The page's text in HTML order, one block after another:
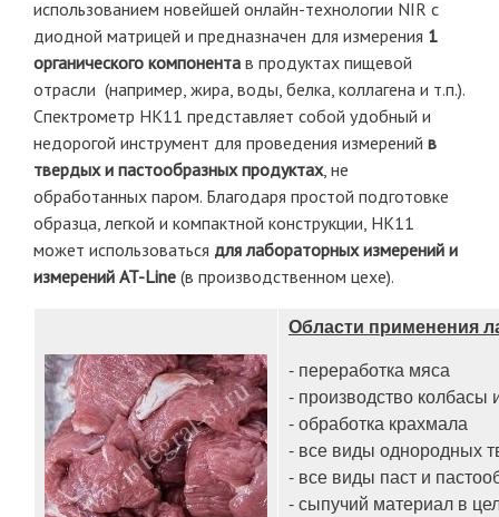
использованием новейшей онлайн-технологии NIR с
диодной матрицей и предназначен для измерения 1
органического компонента в продуктах пищевой
отрасли (например, жира, воды, белка, коллагена и т.п.).
Спектрометр HK11 представляет собой удобный и
недорогой инструмент для проведения измерений в
твердых и пастообразных продуктах, не
обработанных паром. Благодаря простой подготовке
образца, легкой и компактной конструкции, HK11
может использоваться для лабораторных измерений и
измерений AT-Line (в производственном цехе).
Области применения
- переработка мяса
- производство
- обработка крахмала
- все виды однородных
- все виды паст и
- сыпучий материал в